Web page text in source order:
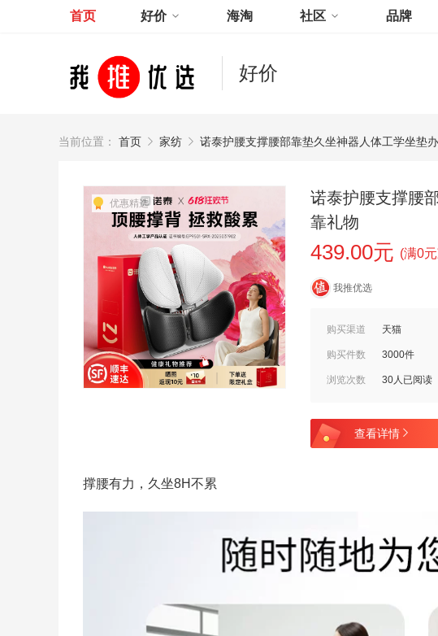
首页 好价 海淘 社区 品牌
好价
当前位置： 首页 家纺 诺泰护腰支撑腰部靠垫久坐神器人体工学坐垫
优惠精选
诺泰护腰支撑腰
靠礼物
439.00元 (满0
我推优选
购买渠道 天猫
购买件数 3000件
浏览次数 30人已阅读
查看详情
撑腰有力，久坐8H不累